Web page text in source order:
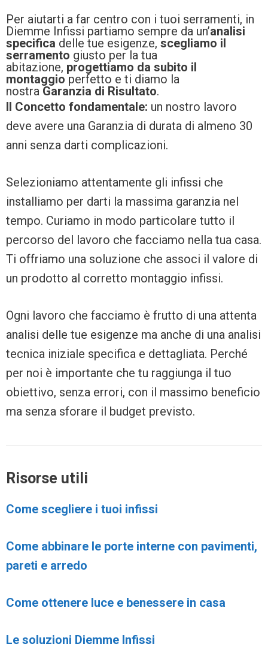
Per aiutarti a far centro con i tuoi serramenti, in
Diemme Infissi partiamo sempre da un’analisi
specifica delle tue esigenze, scegliamo il
serramento giusto per la tua
abitazione, progettiamo da subito il
montaggio perfetto e ti diamo la
nostra Garanzia di Risultato.
Il Concetto fondamentale: un nostro lavoro
deve avere una Garanzia di durata di almeno 30
anni senza darti complicazioni.
Selezioniamo attentamente gli infissi che
installiamo per darti la massima garanzia nel
tempo. Curiamo in modo particolare tutto il
percorso del lavoro che facciamo nella tua casa.
Ti offriamo una soluzione che associ il valore di
un prodotto al corretto montaggio infissi.
Ogni lavoro che facciamo è frutto di una attenta
analisi delle tue esigenze ma anche di una analisi
tecnica iniziale specifica e dettagliata. Perché
per noi è importante che tu raggiunga il tuo
obiettivo, senza errori, con il massimo beneficio
ma senza sforare il budget previsto.
Risorse utili
Come scegliere i tuoi infissi
Come abbinare le porte interne con pavimenti,
pareti e arredo
Come ottenere luce e benessere in casa
Le soluzioni Diemme Infissi